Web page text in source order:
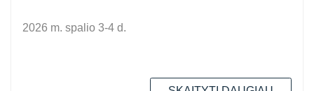
2026 m. spalio 3-4 d.